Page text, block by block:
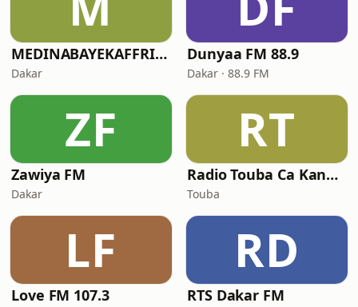
MEDINABAYEKAFFRINE
Dakar
Dunyaa FM 88.9
Dakar · 88.9 FM
ZF
Zawiya FM
Dakar
RT
Radio Touba Ca Kanam International
Touba
LF
Love FM 107.3
RD
RTS Dakar FM